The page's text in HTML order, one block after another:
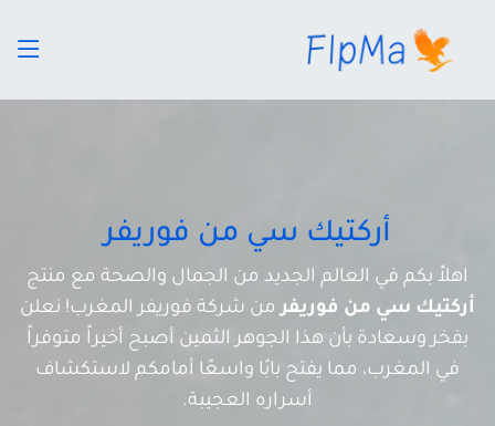
أركتيك سي من فوريفر
اهلاً بكم في العالم الجديد من الجمال والصحة مع منتج
أركتيك سي من فوريفرمن شركة فوريفر المغرب! نعلن
بفخر وسعادة بأن هذا الجوهر الثمين أصبح أخيراً متوفراً
في المغرب، مما يفتح بابًا واسعًا أمامكم لاستكشاف
أسراره العجيبة.